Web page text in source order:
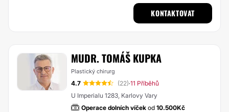
KONTAKTOVAT
MUDR. TOMÁŠ KUPKA
Plastický chirurg
4.7 (22)·11 Příběhů
U Imperialu 1283, Karlovy Vary
Operace dolních víček od 10.500Kč